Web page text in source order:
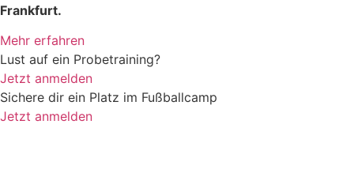
Frankfurt.
Mehr erfahren
Lust auf ein Probetraining?
Jetzt anmelden
Sichere dir ein Platz im Fußballcamp
Jetzt anmelden